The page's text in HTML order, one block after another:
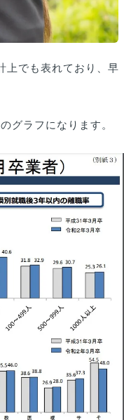
上でも表れており、早
グラフになります。